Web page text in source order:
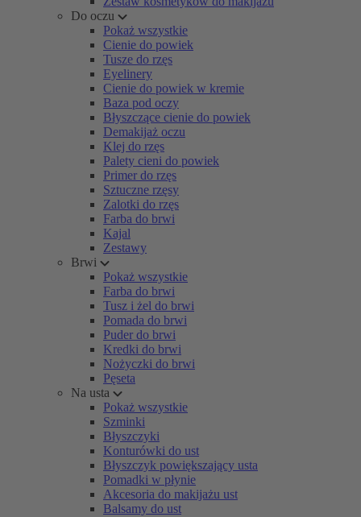
Do oczu
Pokaż wszystkie
Cienie do powiek
Tusze do rzęs
Eyelinery
Cienie do powiek w kremie
Baza pod oczy
Błyszczące cienie do powiek
Demakijaż oczu
Klej do rzęs
Palety cieni do powiek
Primer do rzęs
Sztuczne rzęsy
Zalotki do rzęs
Farba do brwi
Kajal
Zestawy
Brwi
Pokaż wszystkie
Farba do brwi
Tusz i żel do brwi
Pomada do brwi
Puder do brwi
Kredki do brwi
Nożyczki do brwi
Pęseta
Na usta
Pokaż wszystkie
Szminki
Błyszczyki
Konturówki do ust
Błyszczyk powiększający usta
Pomadki w płynie
Akcesoria do makijażu ust
Balsamy do ust